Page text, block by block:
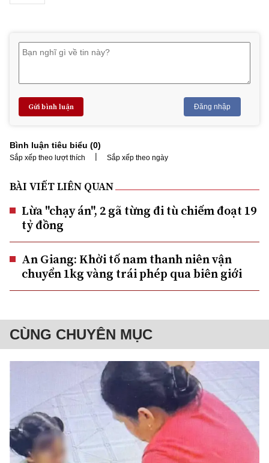
Gửi bình luận Đăng nhập
Bình luận tiêu biểu (0)
Sắp xếp theo lượt thích | Sắp xếp theo ngày
BÀI VIẾT LIÊN QUAN
Lừa "chạy án", 2 gã từng đi tù chiếm đoạt 19
tỷ đồng
An Giang: Khởi tố nam thanh niên vận
chuyển 1kg vàng trái phép qua biên giới
CÙNG CHUYÊN MỤC